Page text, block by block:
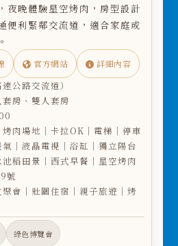
夜晚體驗星空烤肉，房型設計
便利緊鄰交流道，適合家庭或
官方網站 詳細內容
公路交流道）
房、雙人套房
肉場地｜卡拉OK｜電梯｜停車
｜液晶電視｜浴缸｜獨立陽台
稻田景｜西式早餐｜星空烤肉
號
會｜壯圍住宿｜親子旅遊｜烤
綠色博覽會